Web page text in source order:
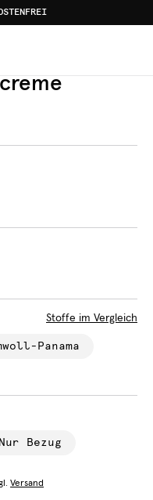
Bold Stripes black
Stoffe im Vergleich
Panama
Nur Bezug
Versand